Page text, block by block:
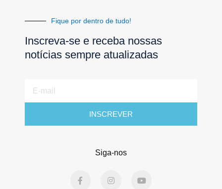
Fique por dentro de tudo!
Inscreva-se e receba nossas
notícias sempre atualizadas
mail
INSCREVER
Siga-nos
a
n
o